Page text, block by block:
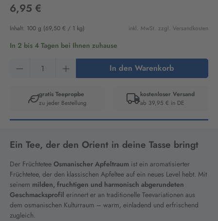
6,95 €
Inhalt: 100 g (69,50 € / 1 kg) inkl. MwSt. zzgl. Versandkosten
In 2 bis 4 Tagen bei Ihnen zuhause
Produkt Anzahl: Gib den gewünschten Wert
In den Warenkorb
gratis Teepropbe
zu jeder Bestellung
kostenloser Versand
ab 39,95 € in DE
Artikelnummer:
2203
Ein Tee, der den Orient in deine Tasse bringt
Der Früchtetee Osmanischer Apfeltraum ist ein aromatisierter
Früchtetee, der den klassischen Apfeltee auf ein neues Level hebt. Mit
seinem milden, fruchtigen und harmonisch abgerundeten
Geschmacksprofil erinnert er an traditionelle Teevariationen aus
dem osmanischen Kulturraum – warm, einladend und erfrischend
zugleich.